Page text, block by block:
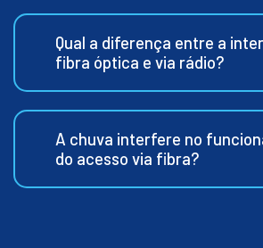
Qual a diferença entre a
fibra óptica e via rádio?
A chuva interfere no
do acesso via fibra?